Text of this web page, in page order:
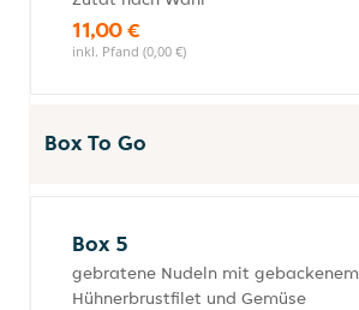
11,00 €
inkl. Pfand (0,00 €)
Box To Go
Box 5
gebratene Nudeln mit gebackenem
Hühnerbrustfilet und Gemüse